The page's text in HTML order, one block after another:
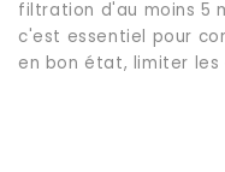
filtration d'au moins 5
c'est essentiel pour
en bon état, limiter